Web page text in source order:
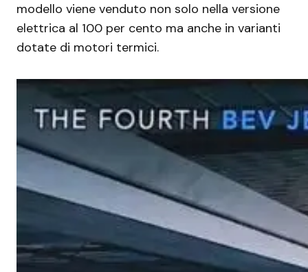
modello viene venduto non solo nella versione
elettrica al 100 per cento ma anche in varianti
dotate di motori termici.